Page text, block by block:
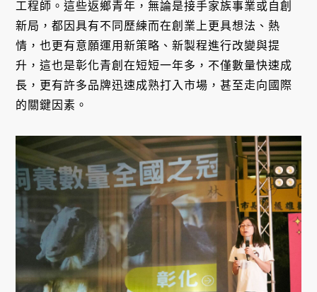
工程師。這些返鄉青年，無論是接手家族事業或自創
新局，都因具有不同歷練而在創業上更具想法、熱
情，也更有意願運用新策略、新製程進行改變與提
升，這也是彰化青創在短短一年多，不僅數量快速成
長，更有許多品牌迅速成熟打入市場，甚至走向國際
的關鍵因素。